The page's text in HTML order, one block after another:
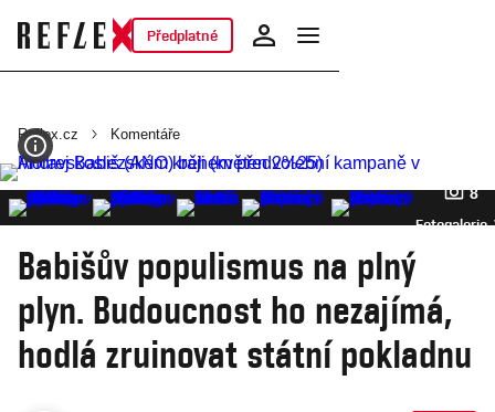
Předplatné
Reflex.cz Komentáře
8
Fotogalerie
Babišův populismus na plný
plyn. Budoucnost ho nezajímá,
hodlá zruinovat státní pokladnu